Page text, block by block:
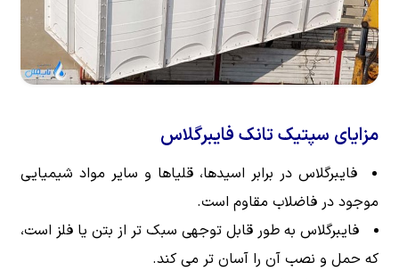
مزایای سپتیک تانک فایبرگلاس
فایبرگلاس در برابر اسیدها، قلیاها و سایر مواد شیمیایی
موجود در فاضلاب مقاوم است.
فایبرگلاس به طور قابل توجهی سبک تر از بتن یا فلز است،
که حمل و نصب آن را آسان تر می کند.